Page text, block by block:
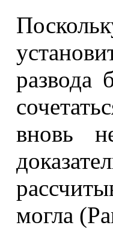
развода
вновь
могла